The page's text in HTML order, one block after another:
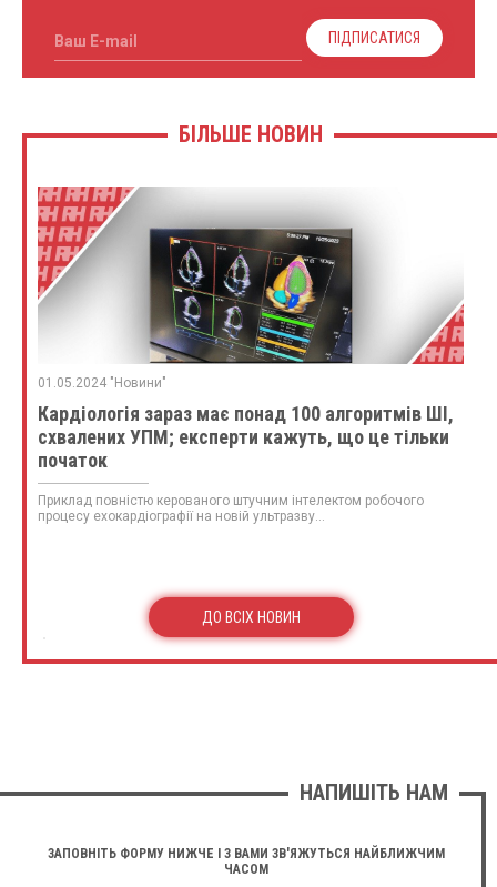
Ваш E-mail ПІДПИСАТИСЯ
БІЛЬШЕ НОВИН
01.05.2024 "Новини"
Кардіологія зараз має понад 100 алгоритмів ШІ,
схвалених УПМ; експерти кажуть, що це тільки
початок
Приклад повністю керованого штучним інтелектом робочого
процесу ехокардіографії на новій ультразву...
ДО ВСІХ НОВИН
НАПИШІТЬ НАМ
ЗАПОВНІТЬ ФОРМУ НИЖЧЕ І З ВАМИ ЗВ'ЯЖУТЬСЯ НАЙБЛИЖЧИМ
ЧАСОМ